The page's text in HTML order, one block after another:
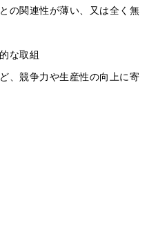
の関連性が薄い、又は全く無
な取組
、競争力や生産性の向上に寄